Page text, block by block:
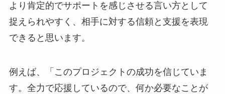
より肯定的でサポートを感じさせる言い方として
捉えられやすく、相手に対する信頼と支援を表現
できると思います。
例えば、「このプロジェクトの成功を信じていま
す。全力で応援しているので、何か必要なことが